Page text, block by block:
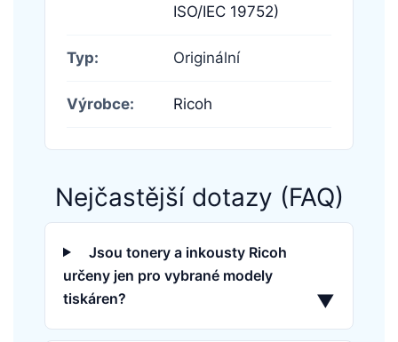
ISO/IEC 19752)
Typ: Originální
Výrobce: Ricoh
Nejčastější dotazy (FAQ)
Jsou tonery a inkousty Ricoh
určeny jen pro vybrané modely
tiskáren?
▼